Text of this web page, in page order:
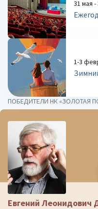
31 мая
1-3
ПОБЕДИТЕЛИ НК «ЗОЛОТАЯ
Евгений Леонидович